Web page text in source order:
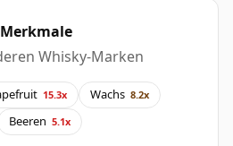
Whisky-Marken
15.3x Wachs 8.2x
Beeren 5.1x